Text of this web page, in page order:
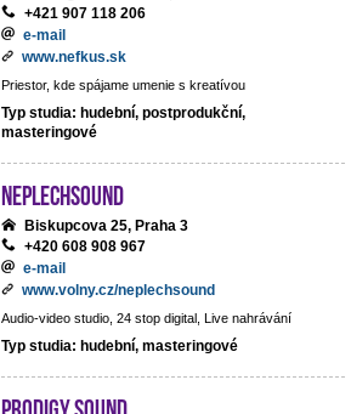
+421 907 118 206
e-mail
www.nefkus.sk
Priestor, kde spájame umenie s kreatívou
Typ studia: hudební, postprodukční,
masteringové
NEPLECHSOUND
Biskupcova 25, Praha 3
+420 608 908 967
e-mail
www.volny.cz/neplechsound
Audio-video studio, 24 stop digital, Live nahrávání
Typ studia: hudební, masteringové
Prodigy Sound